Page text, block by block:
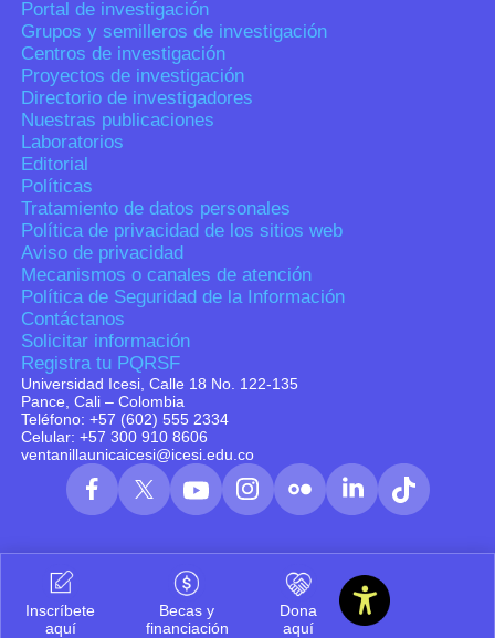
Universidad Icesi, Calle 18 No. 122-135
Pance, Cali – Colombia
Teléfono: +57 (602) 555 2334
Celular: +57 300 910 8606
ventanillaunicaicesi@icesi.edu.co
Portal de investigación
Grupos y semilleros de investigación
Centros de investigación
Proyectos de investigación
Directorio de investigadores
Nuestras publicaciones
Laboratorios
Editorial
Políticas
Tratamiento de datos personales
Política de privacidad de los sitios web
Aviso de privacidad
Mecanismos o canales de atención
Política de Seguridad de la Información
Contáctanos
Solicitar información
Registra tu PQRSF
Inscríbete
aquí
Becas y
financiación
Dona
aquí